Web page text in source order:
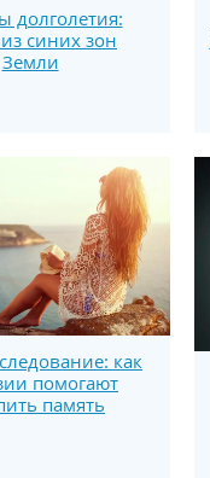
долголетия:
синих зон
Земли
как
помогают
память